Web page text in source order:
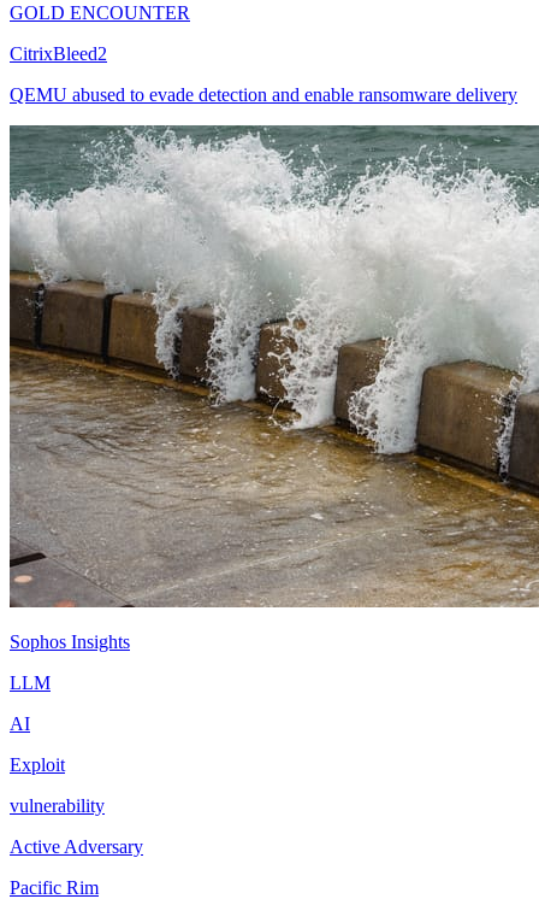
GOLD ENCOUNTER
CitrixBleed2
QEMU abused to evade detection and enable ransomware delivery
Sophos Insights
LLM
AI
Exploit
vulnerability
Active Adversary
Pacific Rim